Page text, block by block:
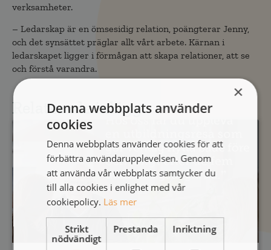
verksamheter.
– Ledarskap är en ömsesidig relation, poängterar Jenny,
och det synsättet präglar allt vårt arbete. Kärnan i
ledarskapet ligger i förmågan att skapa relationer, att se
och förstå varandra.
Relaterade inlägg
×
Denna webbplats använder
cookies
Denna webbplats använder cookies för att
förbättra användarupplevelsen. Genom
att använda vår webbplats samtycker du
till alla cookies i enlighet med vår
cookiepolicy. Läs mer
Strikt
nödvändigt
Prestanda Inriktning